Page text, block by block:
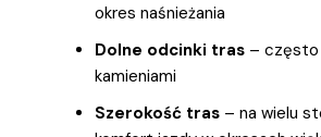
okres naśnieżania
Dolne odcinki tras – często
kamieniami
Szerokość tras – na wielu